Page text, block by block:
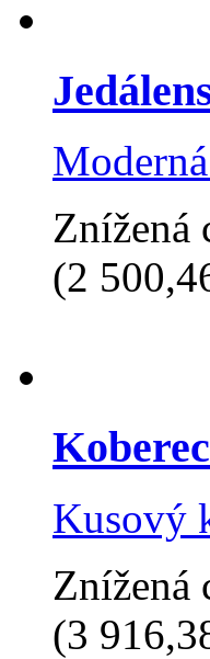
Znížená
(2
Kusový
Znížená
(3